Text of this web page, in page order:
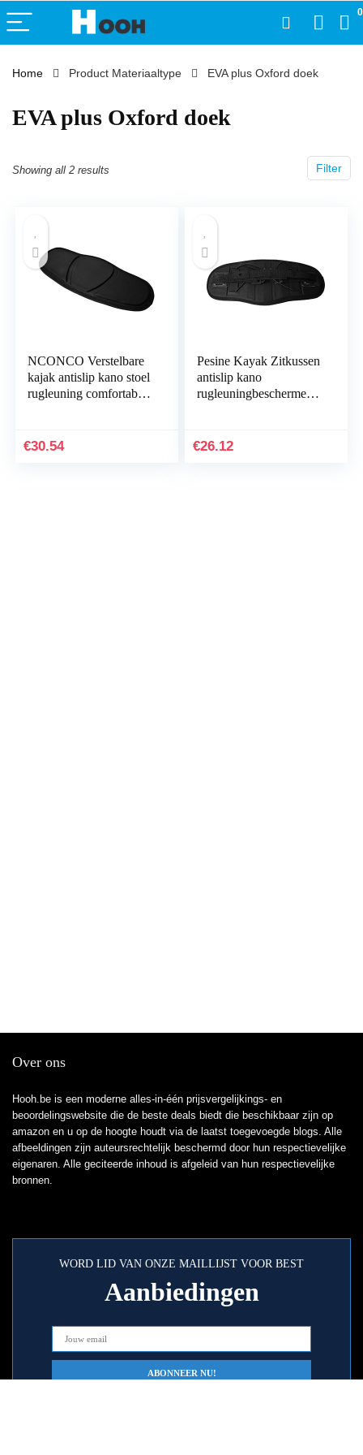
0
Home Product Materiaaltype ‎EVA plus Oxford doek
‎EVA plus Oxford doek
Filter
Showing all 2 results
NCONCO Verstelbare
kajak antislip kano stoel
rugleuning comfortabele
€30.54
Pesine Kayak Zitkussen
antislip kano
rugleuningbeschermer
boten…
€26.12
Over ons
Hooh.be is een moderne alles-in-één prijsvergelijkings- en
beoordelingswebsite die de beste deals biedt die beschikbaar zijn op
amazon en u op de hoogte houdt via de laatst toegevoegde blogs. Alle
afbeeldingen zijn auteursrechtelijk beschermd door hun respectievelijke
eigenaren. Alle geciteerde inhoud is afgeleid van hun respectievelijke
bronnen.
WORD LID VAN ONZE MAILLIJST VOOR BEST
Aanbiedingen